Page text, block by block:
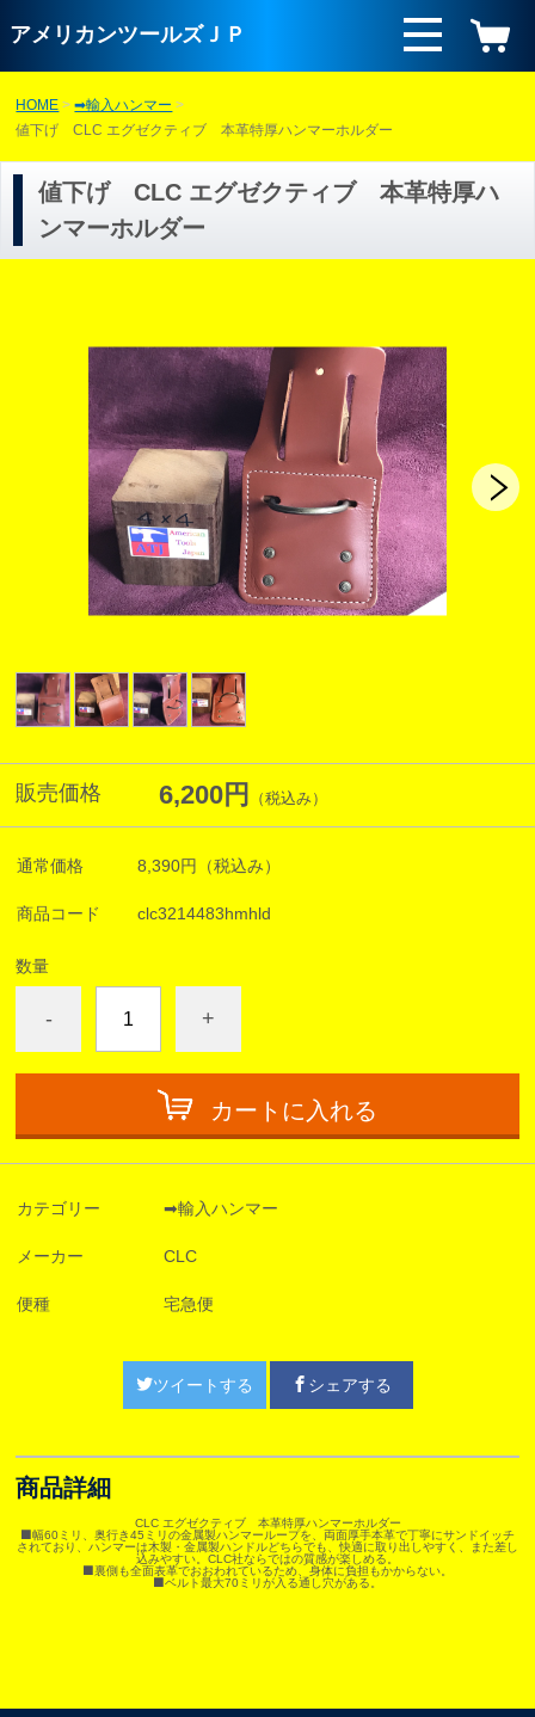
アメリカンツールズＪＰ
HOME
➡輸入ハンマー
値下げ CLC エグゼクティブ 本革特厚ハンマーホルダー
値下げ CLC エグゼクティブ 本革特厚ハ
ンマーホルダー
販売価格 6,200円 （税込み）
通常価格 8,390円 （税込み）
商品コード clc3214483hmhld
数量
- +
カートに入れる
カテゴリー ➡輸入ハンマー
メーカー CLC
便種 宅急便
ツイートする シェアする
商品詳細
CLC エグゼクティブ 本革特厚ハンマーホルダー
⬛️幅60ミリ、奥行き45ミリの金属製ハンマーループを、両面厚手本革で丁寧にサンドイッチ
されており、ハンマーは木製・金属製ハンドルどちらでも、快適に取り出しやすく、また差し
込みやすい。CLC社ならではの質感が楽しめる。
⬛️裏側も全面表革でおおわれているため、身体に負担もかからない。
⬛️ベルト最大70ミリが入る通し穴がある。